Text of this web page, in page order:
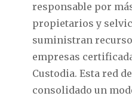
responsable por
propietarios y
suministran
empresas
Custodia. Esta red
consolidado un